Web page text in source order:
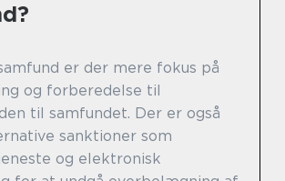
er der mere fokus på
og forberedelse til
til samfundet. Der er også
sanktioner som
og elektronisk